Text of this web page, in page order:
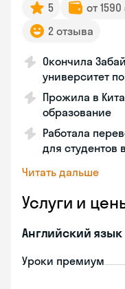
5 от
2 отзыва
Окончила
университет
Прожила в
образование
Работала
для студентов
Читать дальше
Услуги и
Английский язык
Уроки премиум